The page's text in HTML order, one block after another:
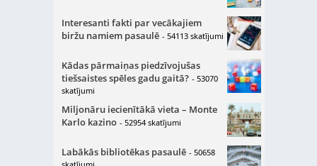
Interesanti fakti par vecākajiem
biržu namiem pasaulē - 54113 skatījumi
Kādas pārmaiņas piedzīvojušas
tiešsaistes spēles gadu gaitā? - 53070
skatījumi
Miljonāru iecienītākā vieta – Monte
Karlo kazino - 52954 skatījumi
Labākās bibliotēkas pasaulē - 50658